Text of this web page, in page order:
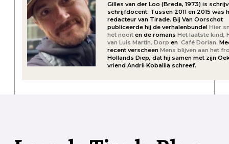
Gilles van der Loo (Breda, 1973) is
schrijfdocent. Tussen 2011 en 2015 was
redacteur van Tirade. Bij Van Oorschot
publiceerde hij de verhalenbundel Hier
het nooiten de romans Het laatste kind,
van Luis Martín, Dorp en Café Dorian.
recent verscheen Mens blijven aan het
Hollands Diep, dat hij samen met zijn
vriend Andrii Kobaliia schreef.